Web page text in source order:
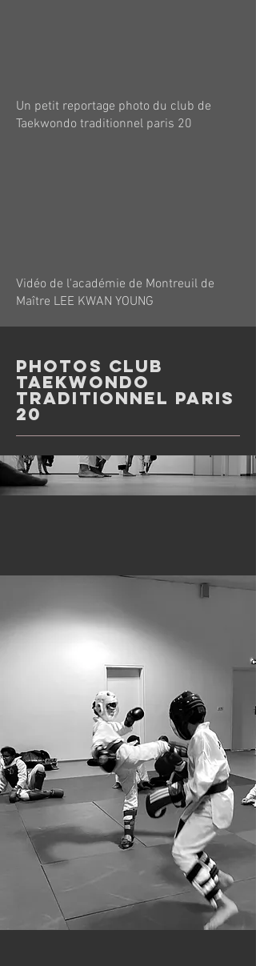
Un petit reportage photo du club de
Taekwondo traditionnel paris 20
Vidéo de l'académie de Montreuil de
Maître LEE KWAN YOUNG
Photos club
taekwondo
traditionnel paris
20